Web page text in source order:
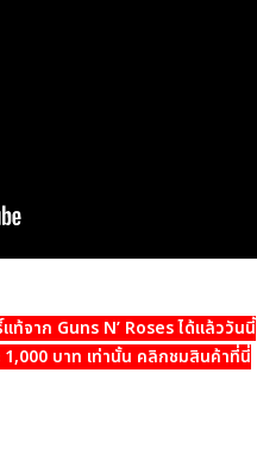
ท้จาก Guns N’ Roses ได้แล้ววันนี้
1,000 บาท เท่านั้น คลิกชมสินค้าที่นี่